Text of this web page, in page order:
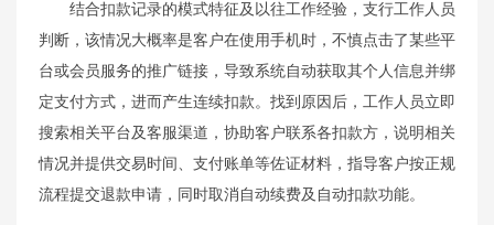
结合扣款记录的模式特征及以往工作经验，支行工作人员
判断，该情况大概率是客户在使用手机时，不慎点击了某些平
台或会员服务的推广链接，导致系统自动获取其个人信息并绑
定支付方式，进而产生连续扣款。找到原因后，工作人员立即
搜索相关平台及客服渠道，协助客户联系各扣款方，说明相关
情况并提供交易时间、支付账单等佐证材料，指导客户按正规
流程提交退款申请，同时取消自动续费及自动扣款功能。